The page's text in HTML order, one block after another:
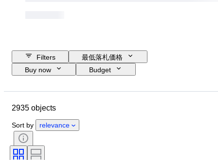
Filters
最低落札価格
Buy now
Budget
Country of origin
時代
主題
技法
署名
言語
販売元
2935 objects
Sort by relevance